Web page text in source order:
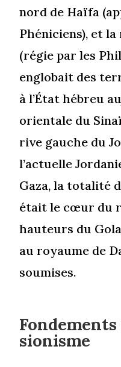
nord de Haïfa
Phéniciens), et
(régie par les
englobait des
à l’État hébreu
orientale du
rive gauche du
l’actuelle
Gaza, la totalité
était le cœur du
hauteurs du
au royaume de
soumises.
sionisme